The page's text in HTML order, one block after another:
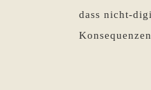
dass nicht-